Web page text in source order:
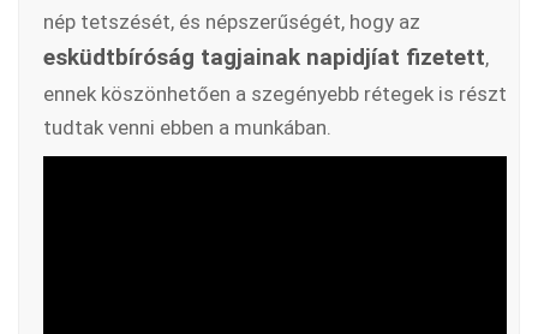
nép tetszését, és népszerűségét, hogy az
esküdtbíróság tagjainak napidjíat fizetett,
ennek köszönhetően a szegényebb rétegek is részt
tudtak venni ebben a munkában.